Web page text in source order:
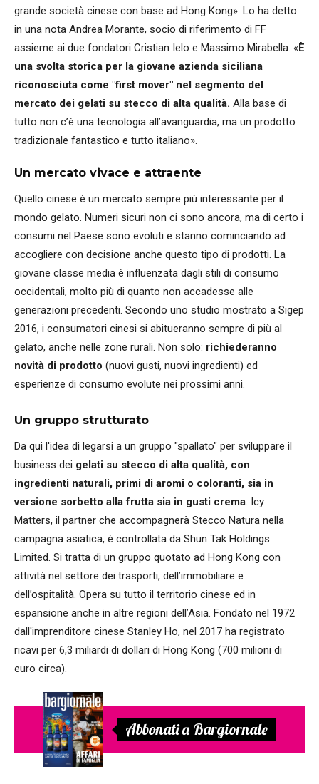
grande società cinese con base ad Hong Kong». Lo ha detto
in una nota Andrea Morante, socio di riferimento di FF
assieme ai due fondatori Cristian Ielo e Massimo Mirabella. « È
una svolta storica per la giovane azienda siciliana
riconosciuta come "first mover" nel segmento del
mercato dei gelati su stecco di alta qualità. Alla base di
tutto non c’è una tecnologia all’avanguardia, ma un prodotto
tradizionale fantastico e tutto italiano».
Un mercato vivace e attraente
Quello cinese è un mercato sempre più interessante per il
mondo gelato. Numeri sicuri non ci sono ancora, ma di certo i
consumi nel Paese sono evoluti e stanno cominciando ad
accogliere con decisione anche questo tipo di prodotti. La
giovane classe media è influenzata dagli stili di consumo
occidentali, molto più di quanto non accadesse alle
generazioni precedenti. Secondo uno studio mostrato a Sigep
2016, i consumatori cinesi si abitueranno sempre di più al
gelato, anche nelle zone rurali. Non solo: richiederanno
novità di prodotto (nuovi gusti, nuovi ingredienti) ed
esperienze di consumo evolute nei prossimi anni.
Un gruppo strutturato
Da qui l'idea di legarsi a un gruppo "spallato" per sviluppare il
business dei gelati su stecco di alta qualità, con
ingredienti naturali, primi di aromi o coloranti, sia in
versione sorbetto alla frutta sia in gusti crema. Icy
Matters, il partner che accompagnerà Stecco Natura nella
campagna asiatica, è controllata da Shun Tak Holdings
Limited. Si tratta di un gruppo quotato ad Hong Kong con
attività nel settore dei trasporti, dell’immobiliare e
dell’ospitalità. Opera su tutto il territorio cinese ed in
espansione anche in altre regioni dell’Asia. Fondato nel 1972
dall'imprenditore cinese Stanley Ho, nel 2017 ha registrato
ricavi per 6,3 miliardi di dollari di Hong Kong (700 milioni di
euro circa).
Abbonati a Bargiornale